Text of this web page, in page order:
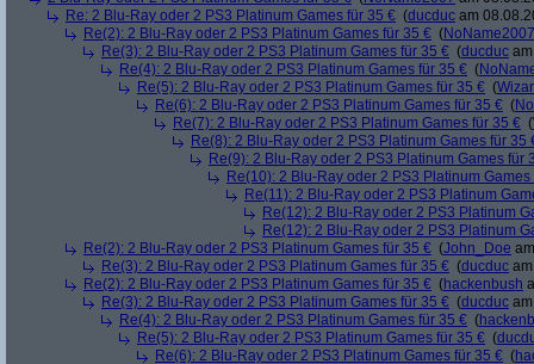
Re: 2 Blu-Ray oder 2 PS3 Platinum Games für 35 € (ducduc am
Re(2): 2 Blu-Ray oder 2 PS3 Platinum Games für 35 € (NoName2007
Re(3): 2 Blu-Ray oder 2 PS3 Platinum Games für 35 € (ducduc
Re(4): 2 Blu-Ray oder 2 PS3 Platinum Games für 35 € (
Re(5): 2 Blu-Ray oder 2 PS3 Platinum Games für 35 € (
Re(6): 2 Blu-Ray oder 2 PS3 Platinum Games für 35 € (
Re(7): 2 Blu-Ray oder 2 PS3 Platinum Games für 35 € (
Re(8): 2 Blu-Ray oder 2 PS3 Platinum Games für 35
Re(9): 2 Blu-Ray oder 2 PS3 Platinum Games für
Re(10): 2 Blu-Ray oder 2 PS3 Platinum Games
Re(11): 2 Blu-Ray oder 2 PS3 Platinum
Re(12): 2 Blu-Ray oder 2 PS3 Platinum
Re(12): 2 Blu-Ray oder 2 PS3 Platinum
Re(2): 2 Blu-Ray oder 2 PS3 Platinum Games für 35 € (John_Doe
Re(3): 2 Blu-Ray oder 2 PS3 Platinum Games für 35 € (ducduc
Re(2): 2 Blu-Ray oder 2 PS3 Platinum Games für 35 € (hackenbush
Re(3): 2 Blu-Ray oder 2 PS3 Platinum Games für 35 € (ducduc
Re(4): 2 Blu-Ray oder 2 PS3 Platinum Games für 35 € (
Re(5): 2 Blu-Ray oder 2 PS3 Platinum Games für 35 € (
Re(6): 2 Blu-Ray oder 2 PS3 Platinum Games für 35 € (